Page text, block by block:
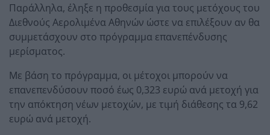
Παράλληλα, έληξε η προθεσμία για τους μετόχους του
Διεθνούς Αερολιμένα Αθηνών ώστε να επιλέξουν αν θα
συμμετάσχουν στο πρόγραμμα επανεπένδυσης
μερίσματος.
Με βάση το πρόγραμμα, οι μέτοχοι μπορούν να
επανεπενδύσουν ποσό έως 0,323 ευρώ ανά μετοχή για
την απόκτηση νέων μετοχών, με τιμή διάθεσης τα 9,62
ευρώ ανά μετοχή.